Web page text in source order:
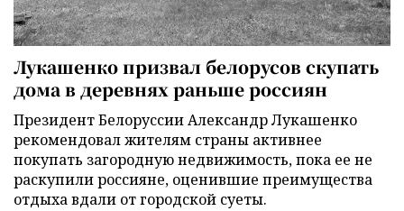
Лукашенко призвал белорусов скупать
дома в деревнях раньше россиян
Президент Белоруссии Александр Лукашенко
рекомендовал жителям страны активнее
покупать загородную недвижимость, пока ее не
раскупили россияне, оценившие преимущества
отдыха вдали от городской суеты.